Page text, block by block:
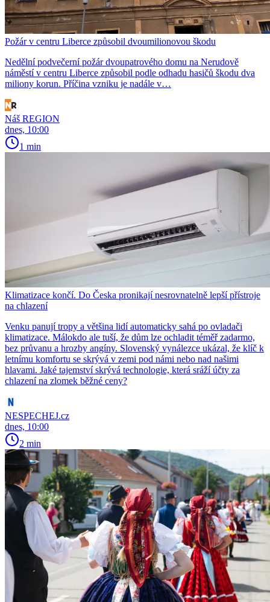
Požár v centru Liberce způsobil dvoumilionovou škodu
Nedělní podvečerní požár dvoupatrového domu na Nerudově
náměstí v centru Liberce způsobil podle odhadu hasičů škodu dva
miliony korun. Příčina vzniku je nadále v…
Náš REGION
dnes, 10:00
1 min
Klimatizace končí. Do Česka pronikají nesrovnatelně lepší přístroje
na chlazení
Venku panují tropy a většina lidí automaticky sahá po ovladači
klimatizace. Málokdo ale tuší, že dům lze ochladit téměř zadarmo,
bez průvanu a hrozby angíny. Slovenský vynálezce ukázal, že klíč k
letnímu komfortu se skrývá v zemi pod námi nebo nad našimi
hlavami. Jaké tajemství skrývá technologie, která sráží účty za
chlazení na zlomek běžné ceny?
NESPECHEJ.cz
dnes, 10:00
2 min